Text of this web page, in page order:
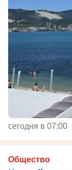
сегодня в 07:00
Общество